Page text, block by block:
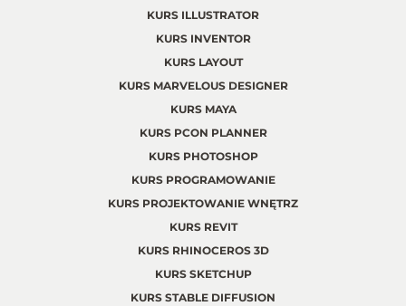
KURS ILLUSTRATOR
KURS INVENTOR
KURS LAYOUT
KURS MARVELOUS DESIGNER
KURS MAYA
KURS PCON PLANNER
KURS PHOTOSHOP
KURS PROGRAMOWANIE
KURS PROJEKTOWANIE WNĘTRZ
KURS REVIT
KURS RHINOCEROS 3D
KURS SKETCHUP
KURS STABLE DIFFUSION